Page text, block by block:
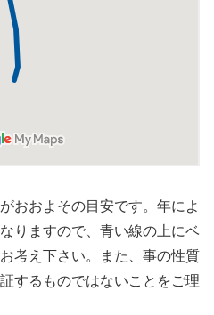
おおよその目安です。年によ
りますので、青い線の上にベ
考え下さい。また、事の性質
するものではないことをご理